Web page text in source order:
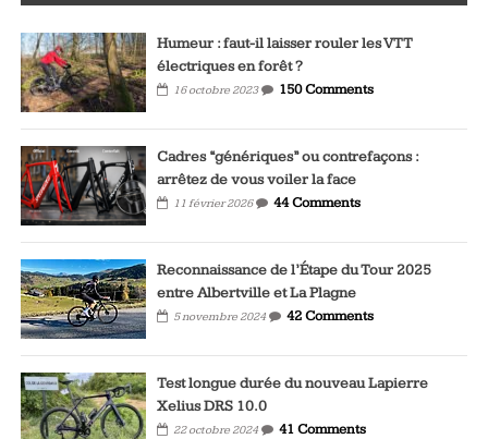
Humeur : faut-il laisser rouler les VTT
électriques en forêt ?
16 octobre 2023 150 Comments
Cadres “génériques” ou contrefaçons :
arrêtez de vous voiler la face
11 février 2026 44 Comments
Reconnaissance de l’Étape du Tour 2025
entre Albertville et La Plagne
5 novembre 2024 42 Comments
Test longue durée du nouveau Lapierre
Xelius DRS 10.0
22 octobre 2024 41 Comments